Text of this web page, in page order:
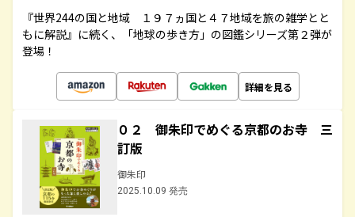
『世界244の国と地域 １９７ヵ国と４７地域を旅の雑学とと
もに解説』に続く、「地球の歩き方」の図鑑シリーズ第２弾が
登場！
詳細を見る
０２ 御朱印でめぐる京都のお寺 三
訂版
御朱印
2025.10.09 発売